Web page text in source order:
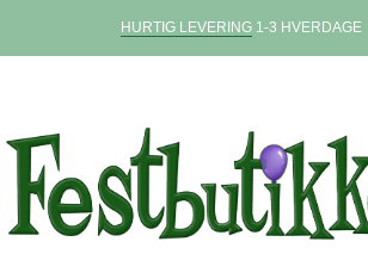
HURTIG LEVERING1-3 HVERDAGE